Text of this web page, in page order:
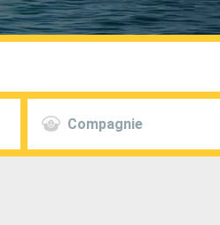
Compagnie